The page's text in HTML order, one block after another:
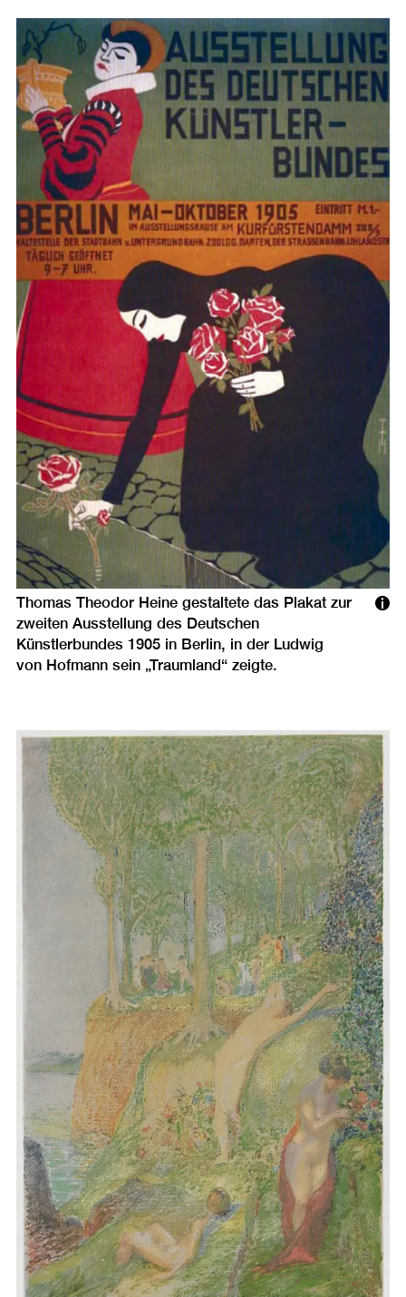
Thomas Theodor Heine gestaltete das Plakat zur
zweiten Ausstellung des Deutschen
Künstlerbundes 1905 in Berlin, in der Ludwig
von Hofmann sein „Traumland“ zeigte.